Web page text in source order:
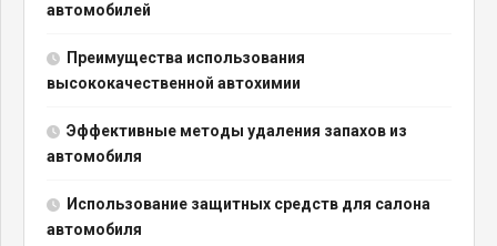
автомобилей
Преимущества использования
высококачественной автохимии
Эффективные методы удаления запахов из
автомобиля
Использование защитных средств для салона
автомобиля